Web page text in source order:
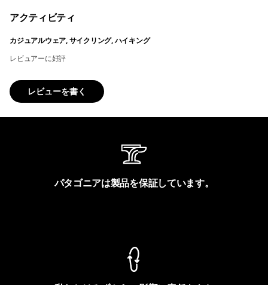
アクティビティ
カジュアルウェア, サイクリング, ハイキング
レビュアーに好評
レビューを書く
パタゴニアは製品を保証しています。